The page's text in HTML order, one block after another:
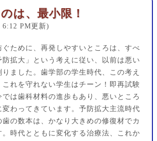
は、最小限！
6:12 PM更新)
ぐために、再発しやすいところは、すべ
防拡大」という考えに従い、以前は悪い
ました。歯学部の学生時代、この考え
これを守れない学生はチーン！即再試験
は歯科材料の進歩もあり、悪いところ
変わってきています。予防拡大主流時代
の数本は、かなり大きめの修復材でカ
時代とともに変化する治療法、これか